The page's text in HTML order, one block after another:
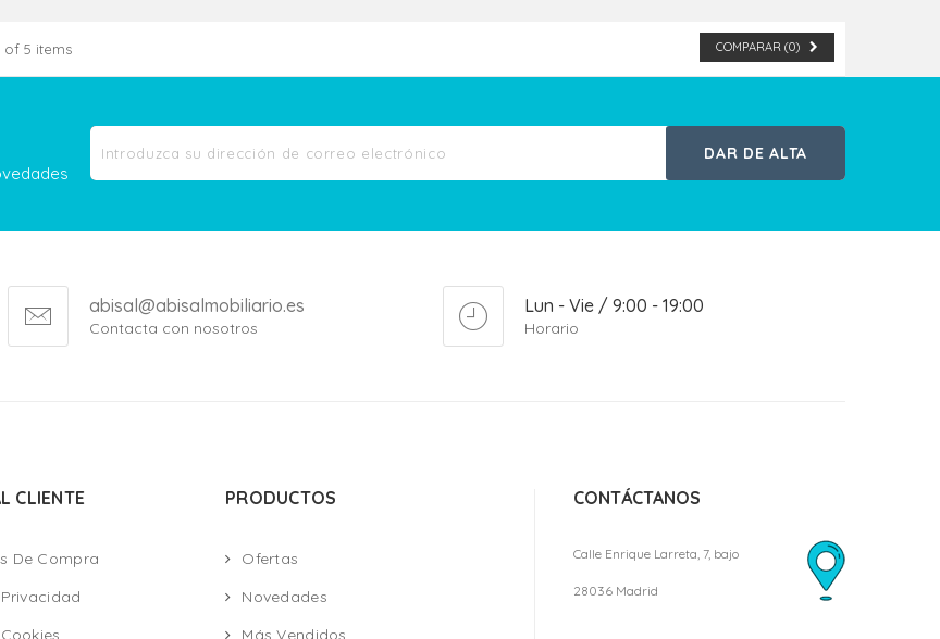
COMPARAR (0)
of 5 items
DAR DE ALTA
abisal@abisalmobiliario.es
Contacta con nosotros
Lun - Vie / 9:00 - 19:00
Horario
CLIENTE
De Compra
PRODUCTOS
Ofertas
Novedades
Más Vendidos
CONTÁCTANOS
Calle Enrique Larreta, 7, bajo
28036 Madrid